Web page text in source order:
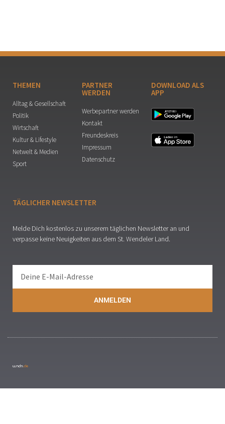
THEMEN
Alltag & Gesellschaft
Politik
Wirtschaft
Kultur & Lifestyle
Netwelt & Medien
Sport
PARTNER
WERDEN
Werbepartner werden
Kontakt
Freundeskreis
Impressum
Datenschutz
DOWNLOAD ALS
APP
TÄGLICHER NEWSLETTER
Melde Dich kostenlos zu unserem täglichen Newsletter an und
verpasse keine Neuigkeiten aus dem St. Wendeler Land.
ANMELDEN